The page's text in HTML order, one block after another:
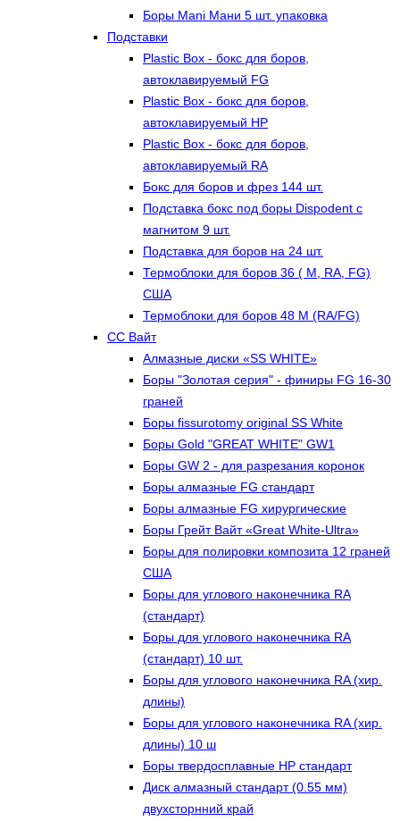
Боры Mani Мани 5 шт. упаковка
Подставки
Plastic Box - бокс для боров,
автоклавируемый FG
Plastic Box - бокс для боров,
автоклавируемый HP
Plastic Box - бокс для боров,
автоклавируемый RA
Бокс для боров и фрез 144 шт.
Подставка бокс под боры Dispodent с
магнитом 9 шт.
Подставка для боров на 24 шт.
Термоблоки для боров 36 ( М, RA, FG)
США
Термоблоки для боров 48 М (RA/FG)
СС Вайт
Алмазные диски «SS WHITE»
Боры "Золотая серия" - финиры FG 16-30
граней
Боры fissurotomy original SS White
Боры Gold "GREAT WHITE" GW1
Боры GW 2 - для разрезания коронок
Боры алмазные FG стандарт
Боры алмазные FG хирургические
Боры Грейт Вайт «Great White-Ultra»
Боры для полировки композита 12 граней
США
Боры для углового наконечника RA
(стандарт)
Боры для углового наконечника RA
(стандарт) 10 шт.
Боры для углового наконечника RA (хир.
длины)
Боры для углового наконечника RA (хир.
длины) 10 ш
Боры твердосплавные НР стандарт
Диск алмазный стандарт (0.55 мм)
двухсторнний край